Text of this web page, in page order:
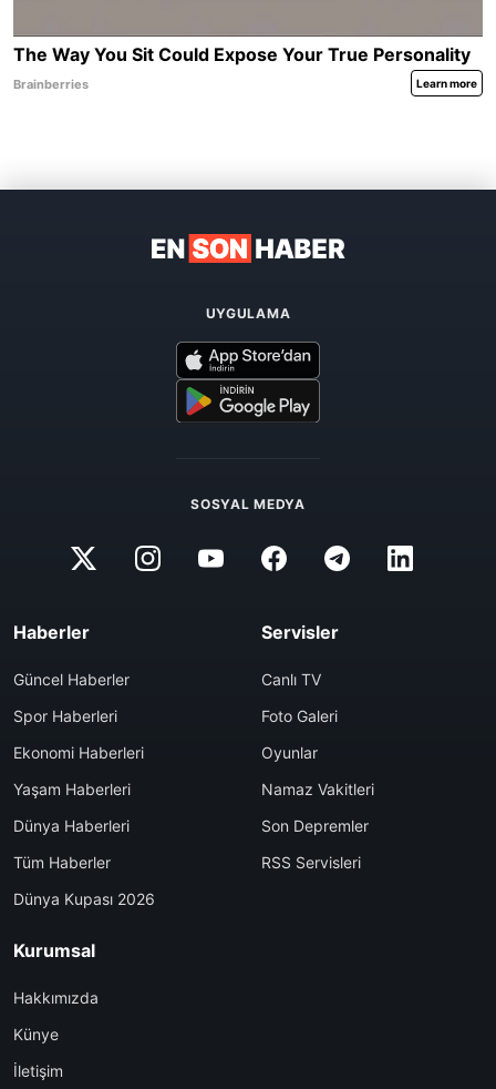
UYGULAMA
SOSYAL MEDYA
Haberler
Güncel Haberler
Spor Haberleri
Ekonomi Haberleri
Yaşam Haberleri
Dünya Haberleri
Tüm Haberler
Dünya Kupası 2026
Servisler
Canlı TV
Foto Galeri
Oyunlar
Namaz Vakitleri
Son Depremler
RSS Servisleri
Kurumsal
Hakkımızda
Künye
İletişim